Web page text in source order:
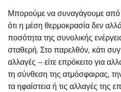
Μπορούμε να συναγάγουμε από
ότι η μέση θερμοκρασία δεν
ποσότητα της συνολικής
σταθερή. Στο παρελθόν, κάτι
αλλαγές – είτε επρόκειτο για
τη σύνθεση της ατμόσφαιρας,
τα ηφαίστεια ή τις αλλαγές της